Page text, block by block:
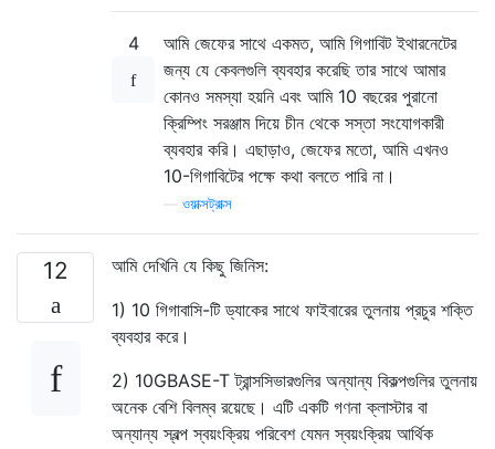
4
আমি জেফের সাথে একমত, আমি গিগাবিট ইথারনেটের
জন্য যে কেবলগুলি ব্যবহার করেছি তার সাথে আমার
কোনও সমস্যা হয়নি এবং আমি 10 বছরের পুরানো
ক্রিম্পিং সরঞ্জাম দিয়ে চীন থেকে সস্তা সংযোগকারী
ব্যবহার করি। এছাড়াও, জেফের মতো, আমি এখনও
10-গিগাবিটের পক্ষে কথা বলতে পারি না।
ওয়াক্সট্রাক্স
12
আমি দেখিনি যে কিছু জিনিস:
1) 10 গিগাবাসি-টি ড্যাকের সাথে ফাইবারের তুলনায় প্রচুর শক্তি
ব্যবহার করে।
2) 10GBASE-T ট্রান্সসিভারগুলির অন্যান্য বিকল্পগুলির তুলনায়
অনেক বেশি বিলম্ব রয়েছে। এটি একটি গণনা ক্লাস্টার বা
অন্যান্য স্বল্প স্বয়ংক্রিয় পরিবেশ যেমন স্বয়ংক্রিয় আর্থিক